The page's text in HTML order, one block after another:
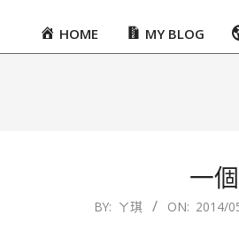
PrimaryHOME MY BLOG
一
BY: ㄚ琪 ON: 2014/